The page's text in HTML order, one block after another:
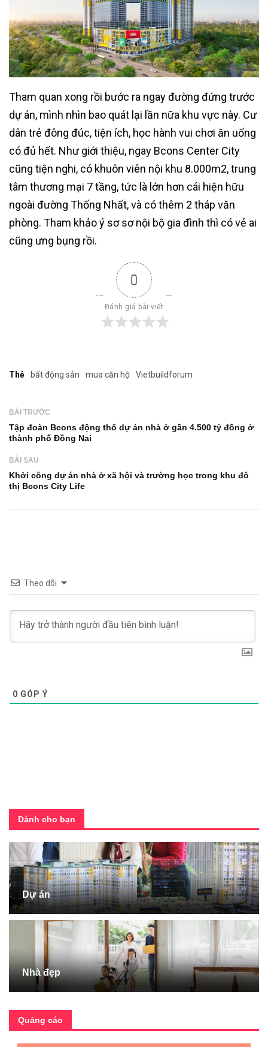
Tham quan xong rồi bước ra ngay đường đứng trước
dự án, mình nhìn bao quát lại lần nữa khu vực này. Cư
dân trẻ đông đúc, tiện ích, học hành vui chơi ăn uống
có đủ hết. Như giới thiệu, ngay Bcons Center City
cũng tiện nghi, có khuôn viên nội khu 8.000m2, trung
tâm thương mại 7 tầng, tức là lớn hơn cái hiện hữu
ngoài đường Thống Nhất, và có thêm 2 tháp văn
phòng. Tham khảo ý sơ sơ nội bộ gia đình thì có vẻ ai
cũng ưng bụng rồi.
0
Đánh giá bài viết
Thẻ bất động sản mua căn hộ Vietbuildforum
BÀI TRƯỚC
Tập đoàn Bcons động thổ dự án nhà ở gần 4.500 tỷ đồng ở
thành phố Đồng Nai
BÀI SAU
Khởi công dự án nhà ở xã hội và trường học trong khu đô
thị Bcons City Life
Theo dõi
0 GÓP Ý
Dành cho bạn
Dự án
Nhà đẹp
Quảng cáo